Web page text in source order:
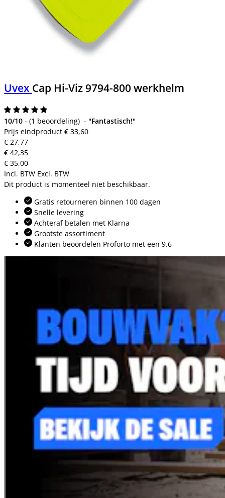
Uvex Cap Hi-Viz 9794-800 werkhelm
10/10 - (1 beoordeling) - "Fantastisch!"
Prijs eindproduct € 33,60
€ 27,77
€ 42,35
€ 35,00
Incl. BTW Excl. BTW
Dit product is momenteel niet beschikbaar.
Gratis retourneren binnen 100 dagen
Snelle levering
Achteraf betalen met Klarna
Grootste assortiment
Klanten beoordelen Proforto met een 9.6